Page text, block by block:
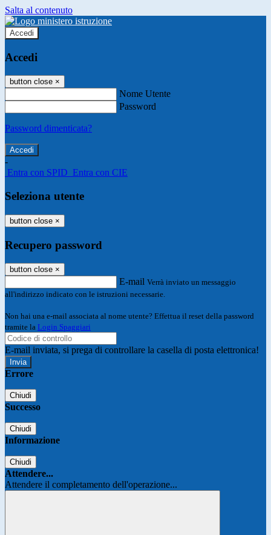
Salta al contenuto
Accedi
Accedi
button close ×
Nome Utente
Password
Password dimenticata?
-
Entra con SPID Entra con CIE
Seleziona utente
button close ×
Recupero password
button close ×
E-mail Verrà inviato un messaggio
all'indirizzo indicato con le istruzioni necessarie.
Non hai una e-mail associata al nome utente? Effettua il reset della password
tramite la Login Spaggiari
E-mail inviata, si prega di controllare la casella di posta elettronica!
Errore
Chiudi
Successo
Chiudi
Informazione
Chiudi
Attendere...
Attendere il completamento dell'operazione...